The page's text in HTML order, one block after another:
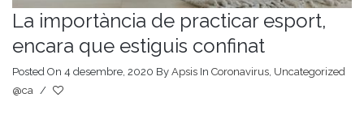
La importància de practicar esport,
encara que estiguis confinat
Posted On 4 desembre, 2020 By Apsis In Coronavirus Uncategorized
@ca
/